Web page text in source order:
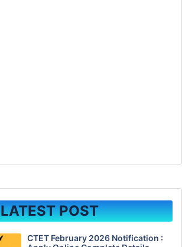
LATEST POST
CTET February 2026 Notification :